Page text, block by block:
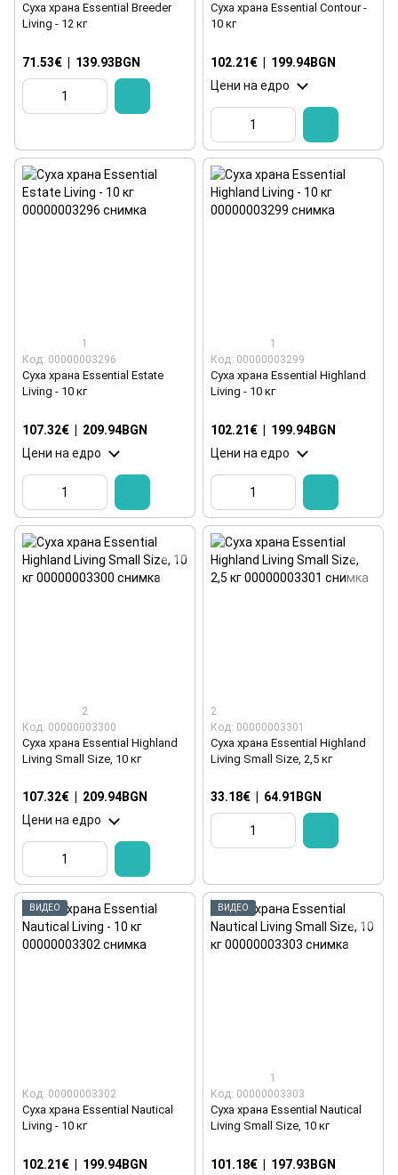
Суха храна Essential Breeder
Living - 12 кг
71.53€ 139.93BGN
Суха храна Essential Contour -
10 кг
102.21€
199.94BGN
Цени на едро
1
Код: 00000003296
Суха храна Essential Estate
Living - 10 кг
107.32€ | 209.94BGN
Цени на едро
1
Код: 00000003299
Суха храна Essential Highland
Living - 10 кг
102.21€ | 199.94BGN
Цени на едро
2
Код: 00000003300
Суха храна Essential Highland
Living Small Size, 10 кг
107.32€
209.94BGN
Цени на едро
2
Код: 00000003301
Суха храна Essential Highland
Living Small Size, 2,5 кг
33.18€ 64.91BGN
ВИДЕО
Код: 00000003302
Суха храна Essential Nautical
Living - 10 кг
102.21€ 199.94BGN
ВИДЕО
1
Код: 00000003303
Суха храна Essential Nautical
Living Small Size, 10 кг
101.18€ 197.93BGN